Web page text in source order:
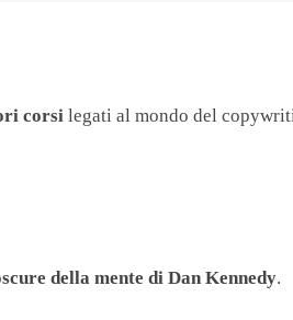
corsi legati al mondo del
della mente di Dan Kennedy.